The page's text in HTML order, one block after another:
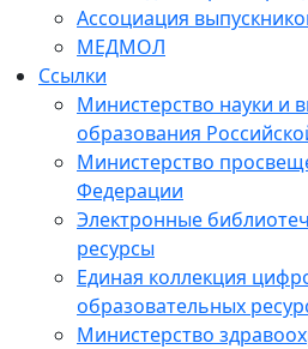
Ассоциация
МЕДМОЛ
Ссылки
Министерство науки и
образования
Министерство
Федерации
Электронные
ресурсы
Единая коллекция
образовательных
Министерство